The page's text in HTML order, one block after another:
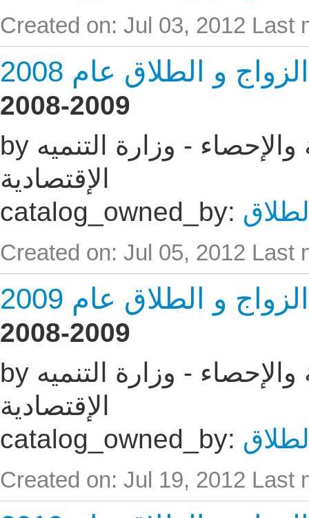
Created on: Jul 03, 2012 Last
و الطلاق عام 2008
2008-2009
by الجهاز المركزى للتعبئه العامة والإحصاء - وزارة التنميه
الإقتصادية
catalog_owned_by:
Created on: Jul 05, 2012 Last
و الطلاق عام 2009
2008-2009
by الجهاز المركزى للتعبئه العامة والإحصاء - وزارة التنميه
الإقتصادية
catalog_owned_by:
Created on: Jul 19, 2012 Last